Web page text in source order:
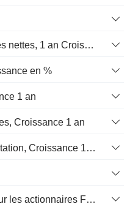
Immobilisations corporelles nettes, 1 an Croissance
en %
1 an
Croissance 1 an
Flux de trésorerie d’exploitation, Croissance 1 an
Flux de trésorerie libre pour les actionnaires FCFE, Croissance 1 an